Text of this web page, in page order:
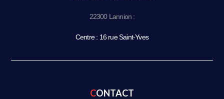
22300 Lannion :
Centre : 16 rue Saint-Yves
CONTACT